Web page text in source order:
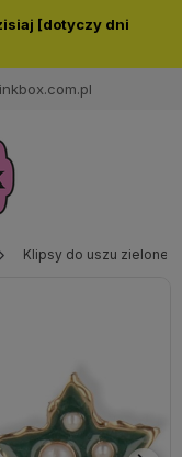
[dotyczy dni
oferty lub
do listy
Klipsy do uszu zielone